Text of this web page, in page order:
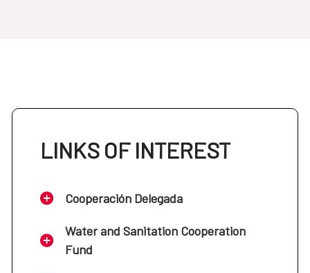
LINKS OF INTEREST
Cooperación Delegada
Water and Sanitation Cooperation
Fund